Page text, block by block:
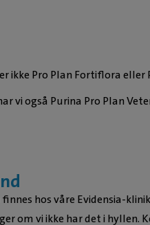
Pro Plan Fortiflora eller
vi også Purina Pro Plan
hos våre Evidensia-
om vi ikke har det i hyllen.